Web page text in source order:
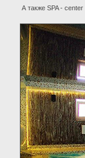
А также SPA -